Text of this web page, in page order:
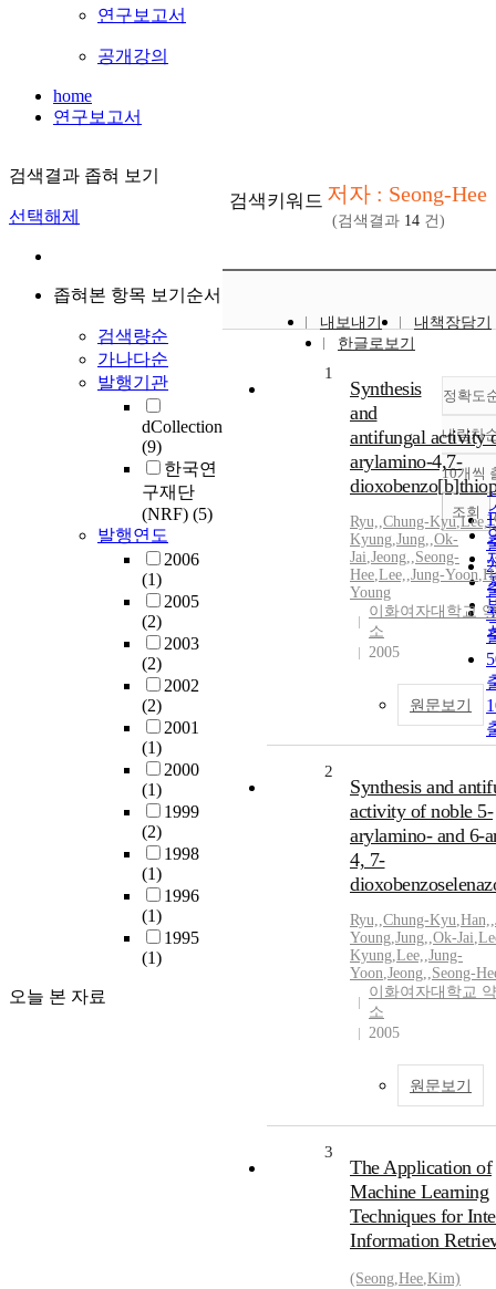
연구보고서
공개강의
home
연구보고서
검색결과 좁혀 보기
선택해제
좁혀본 항목 보기순서
검색량순
가나다순
발행기관
dCollection
(9)
한국연
구재단
(NRF) (5)
발행연도
2006
(1)
2005
(2)
2003
(2)
2002
(2)
2001
(1)
2000
(1)
1999
(2)
1998
(1)
1996
(1)
1995
(1)
오늘 본 자료
검색키워드 저자 : Seong-Hee
(검색결과 14 건)
내보내기
내책장담기
한글로보기
정확도
내림차
10개씩
조회
1
Synthesis
and
antifungal activity
arylamino-4,7-
Ryu,,Chung-Kyu,Lee,,
Kyung,Jung,,Ok-
Jai,Jeong,,Seong-
Hee,Lee,,Jung-Yoon,
Young
이화여자대학교
소
2005
원문보기
2
Synthesis and
activity of noble 5-
arylamino- and 6-
4, 7-
Ryu,,Chung-Kyu,Han,,
Young,Jung,,Ok-Jai,
Kyung,Lee,,Jung-
Yoon,Jeong,,Seong-
이화여자대학교
소
2005
원문보기
3
The Application of
Machine Learning
Techniques for
Information
(Seong,Hee,Kim)